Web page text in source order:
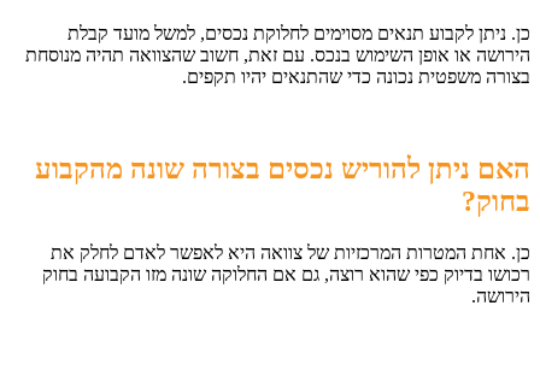
כן. ניתן לקבוע תנאים מסוימים לחלוקת נכסים, למשל מועד קבלת
הירושה או אופן השימוש בנכס. עם זאת, חשוב שהצוואה תהיה מנוסחת
בצורה משפטית נכונה כדי שהתנאים יהיו תקפים.
האם ניתן להוריש נכסים בצורה שונה מהקבוע
בחוק?
כן. אחת המטרות המרכזיות של צוואה היא לאפשר לאדם לחלק את
רכושו בדיוק כפי שהוא רוצה, גם אם החלוקה שונה מזו הקבועה בחוק
הירושה.